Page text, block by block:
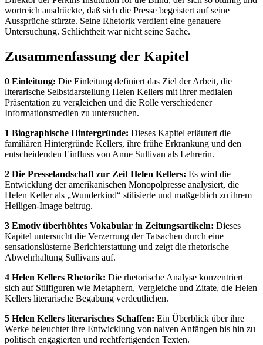
wortreich ausdrückte, daß sich die Presse begeistert auf seine
Aussprüche stürzte. Seine Rhetorik verdient eine genauere
Untersuchung. Schlichtheit war nicht seine Sache.
Zusammenfassung der Kapitel
0 Einleitung: Die Einleitung definiert das Ziel der Arbeit, die
literarische Selbstdarstellung Helen Kellers mit ihrer medialen
Präsentation zu vergleichen und die Rolle verschiedener
Informationsmedien zu untersuchen.
1 Biographische Hintergründe: Dieses Kapitel erläutert die
familiären Hintergründe Kellers, ihre frühe Erkrankung und den
entscheidenden Einfluss von Anne Sullivan als Lehrerin.
2 Die Presselandschaft zur Zeit Helen Kellers: Es wird die
Entwicklung der amerikanischen Monopolpresse analysiert, die
Helen Keller als „Wunderkind“ stilisierte und maßgeblich zu ihrem
Heiligen-Image beitrug.
3 Emotiv überhöhtes Vokabular in Zeitungsartikeln: Dieses
Kapitel untersucht die Verzerrung der Tatsachen durch eine
sensationslüsterne Berichterstattung und zeigt die rhetorische
Abwehrhaltung Sullivans auf.
4 Helen Kellers Rhetorik: Die rhetorische Analyse konzentriert
sich auf Stilfiguren wie Metaphern, Vergleiche und Zitate, die Helen
Kellers literarische Begabung verdeutlichen.
5 Helen Kellers literarisches Schaffen: Ein Überblick über ihre
Werke beleuchtet ihre Entwicklung von naiven Anfängen bis hin zu
politisch engagierten und rechtfertigenden Texten.